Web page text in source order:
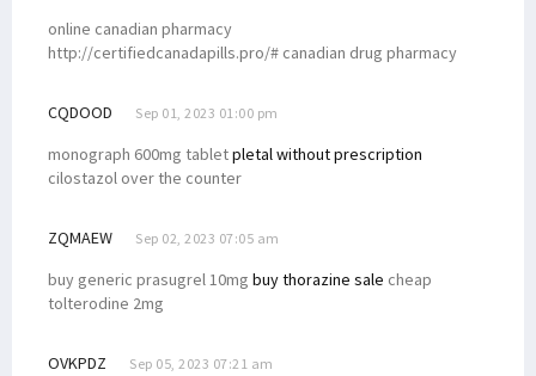
online canadian pharmacy
http://certifiedcanadapills.pro/# canadian drug pharmacy
CQDOOD Sep 01, 2023 01:00 pm
monograph 600mg tabletpletal without prescription
cilostazol over the counter
ZQMAEW Sep 02, 2023 07:05 am
buy generic prasugrel 10mg buy thorazine sale cheap
tolterodine 2mg
OVKPDZ Sep 05, 2023 07:21 am